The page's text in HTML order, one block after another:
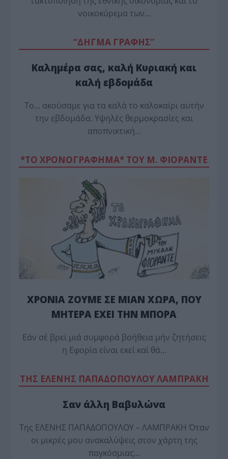
νοικοκύρεμα των…
“ΔΗΓΜΑ ΓΡΑΦΗΣ”
Καλημέρα σας, καλή Κυριακή και
καλή εβδομάδα
Το… ακούσαμε για τα καλά το καλοκαίρι αυτήν
την εβδομάδα. Υψηλές θερμοκρασίες και
αποπνικτική…
*ΤΟ ΧΡΟΝΟΓΡΑΦΗΜΑ* ΤΟΥ Μ. ΦΙΟΡΆΝΤΕ
ΧΡΟΝΙΑ ΖΟΥΜΕ ΣΕ ΜΙΑΝ ΧΩΡΑ, ΠΟΥ
ΜΗΤΕΡΑ ΕΧΕΙ ΤΗΝ ΜΠΟΡΑ
Εάν σέ βρεί μιά συμφορά βοήθεια μήν ζητήσεις
η Εφορία είναι εκεί καί θά…
TΗΣ ΕΛΕΝΗΣ ΠΑΠΑΔΟΠΟΥΛΟΥ ΛΑΜΠΡΑΚΗ
Σαν άλλη Βαβυλώνα
Της ΕΛΕΝΗΣ ΠΑΠΑΔΟΠΟΥΛΟΥ – ΛΑΜΠΡΑΚΗ Όταν
οι μικρές μου ανακαλύψεις στον χάρτη της
παγκόσμιας…